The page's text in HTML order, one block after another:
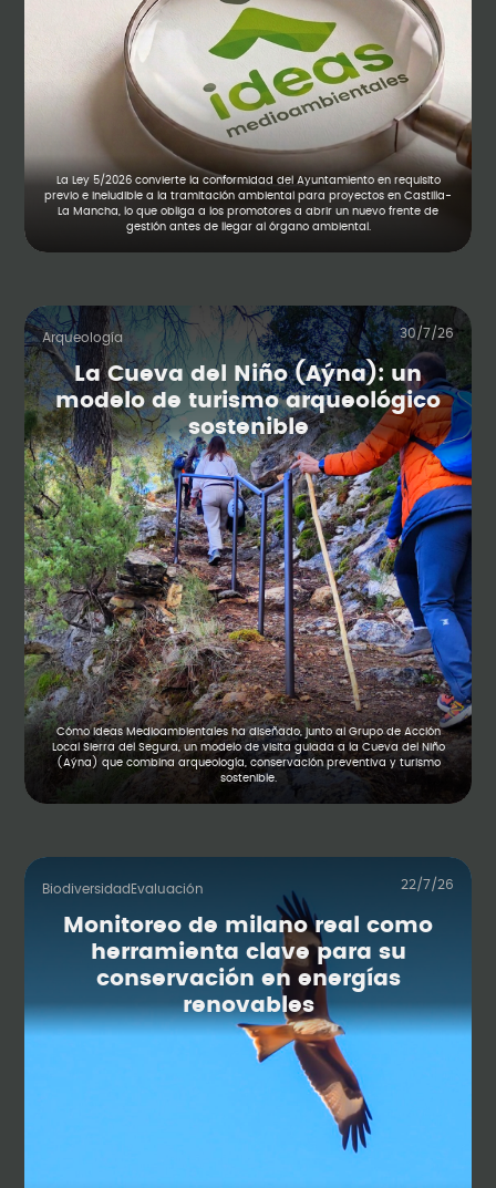
La Ley 5/2026 convierte la conformidad del Ayuntamiento en requisito
previo e ineludible a la tramitación ambiental para proyectos en Castilla-
La Mancha, lo que obliga a los promotores a abrir un nuevo frente de
gestión antes de llegar al órgano ambiental.
Arqueología 30/7/26
La Cueva del Niño (Aýna): un
modelo de turismo arqueológico
sostenible
Cómo Ideas Medioambientales ha diseñado, junto al Grupo de Acción
Local Sierra del Segura, un modelo de visita guiada a la Cueva del Niño
(Aýna) que combina arqueología, conservación preventiva y turismo
sostenible.
Biodiversidad Evaluación 22/7/26
Monitoreo de milano real como
herramienta clave para su
conservación en energías
renovables